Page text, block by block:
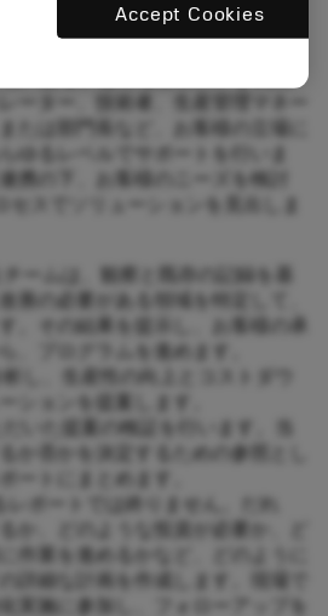
ロセス
、あるいは工場全体のいずれに
ーター、技術者、生産管理マネー
たは部門長など、お客様の立場に
携の下、お客様のニーズを検討
善の必要がある領域を特定して、
。その結果を提示し、お客様の承
、プログラムを進めます。
ションを提案します。
だいた提案の検証を行います。当
か否かを決定するための参照とし
ートにまとめます。
レポートでは終りません。だれ
作業を進めるかなど、どのように
詳細な計画を作成します。現場で
実施に参加し、フォローアップを
Accept Cookies